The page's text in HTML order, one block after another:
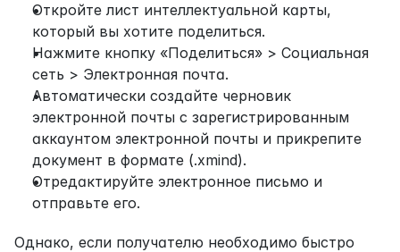
Откройте лист интеллектуальной карты,
который вы хотите поделиться.
Нажмите кнопку «Поделиться» > Социальная
сеть > Электронная почта.
Автоматически создайте черновик
электронной почты с зарегистрированным
аккаунтом электронной почты и прикрепите
документ в формате (.xmind).
Отредактируйте электронное письмо и
отправьте его.
Однако, если получателю необходимо быстро